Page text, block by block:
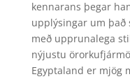
kennarans þegar
upplýsingar um það
með upprunalega
nýjustu
Egyptaland er mjög